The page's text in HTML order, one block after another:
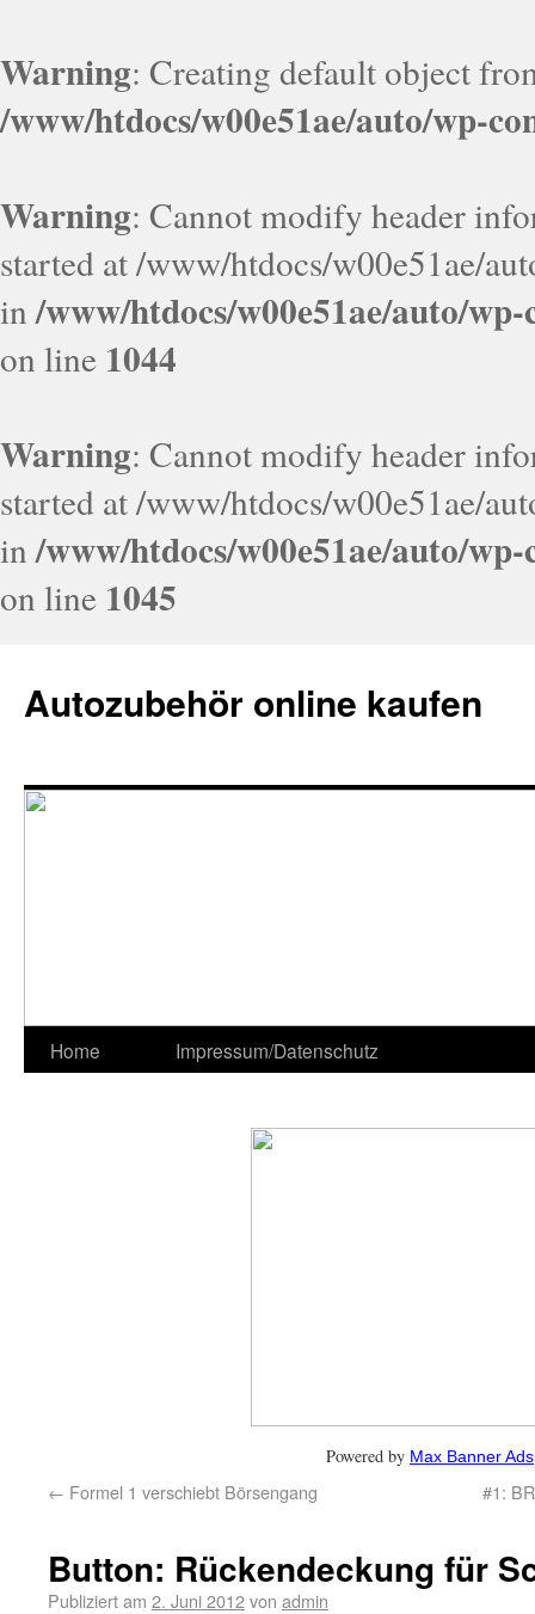
Warning: Creating default object
/www/htdocs/w00e51ae/auto/wp-
Warning: Cannot modify header
started at /www/htdocs/w00e51ae/
in/www/htdocs/w00e51ae/auto/
on line 1044
Warning: Cannot modify header
started at /www/htdocs/w00e51ae/
in/www/htdocs/w00e51ae/auto/
on line 1045
Autozubehör online kaufen
Home Impressum/Datenschutz
Powered by Max Banner Ads
← Formel 1 verschiebt Börsengang #1:
Button: Rückendeckung für
Publiziert am 2. Juni 2012von admin